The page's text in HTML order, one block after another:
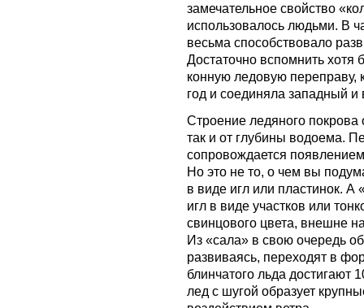
замечательное свойство
использовалось людьми. В
весьма способствовало
Достаточно вспомнить
конную ледовую переправу,
год и соединяла западный и
Строение ледяного покрова
так и от глубины водоема.
сопровождается
Но это не то, о чем вы
в виде игл или пластинок.
игл в виде участков или
свинцового цвета, внешне
Из «сала» в свою очередь
развиваясь, переходят в
блинчатого льда достигают
лед с шугой образует